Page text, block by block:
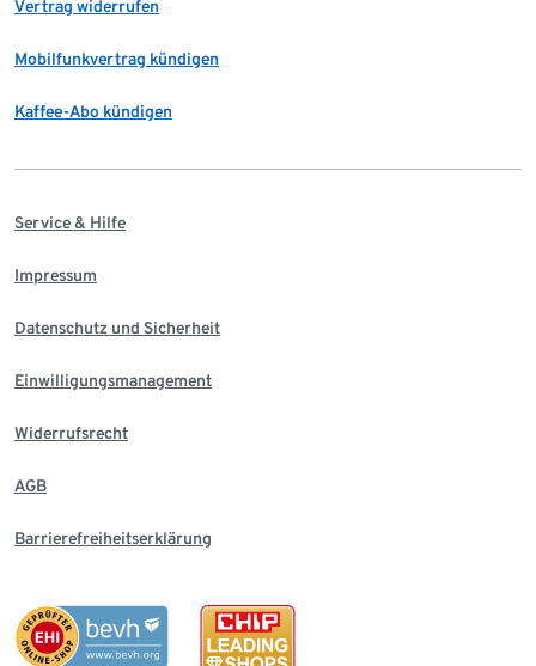
Vertrag widerrufen
Mobilfunkvertrag kündigen
Kaffee-Abo kündigen
Service & Hilfe
Impressum
Datenschutz und Sicherheit
Einwilligungsmanagement
Widerrufsrecht
AGB
Barrierefreiheitserklärung